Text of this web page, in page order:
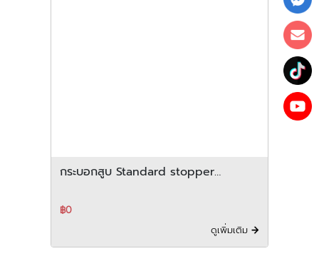
กระบอกสูบ Standard stopper
฿0
ดูเพิ่มเติม